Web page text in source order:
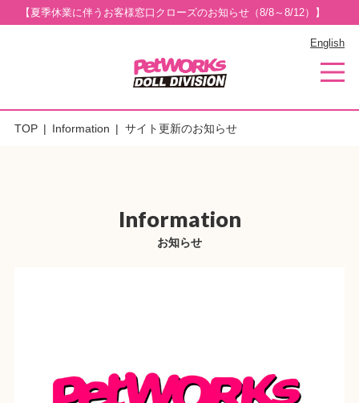
【夏季休業に伴うお客様窓口クローズのお知らせ（8/8～8/12）】
English
TOP Information サイト更新のお知らせ
Information
お知らせ